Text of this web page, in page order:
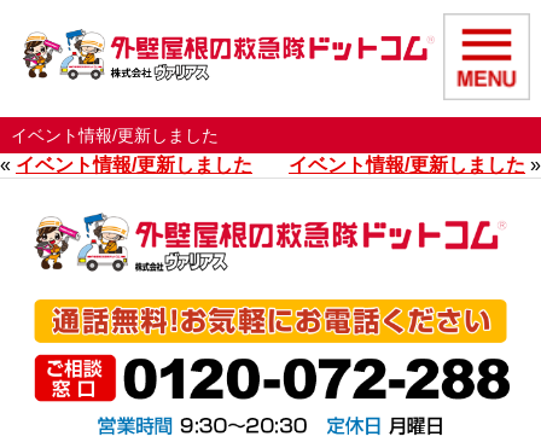
イベント情報/更新しました
« イベント情報/更新しました イベント情報/更新しました »